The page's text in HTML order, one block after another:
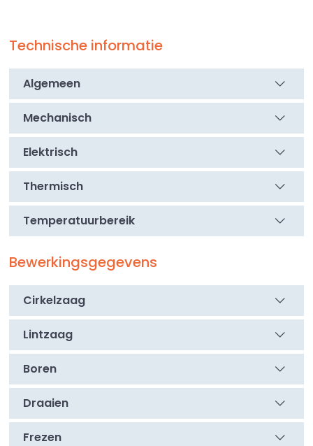
veiligheid en design samenkomen.
Technische informatie
Algemeen
Mechanisch
Elektrisch
Thermisch
Temperatuurbereik
Bewerkingsgegevens
Cirkelzaag
Lintzaag
Boren
Draaien
Frezen